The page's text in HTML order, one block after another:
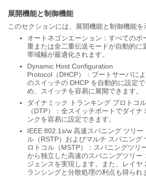
展開機能と制御機能
このセクションには、展開機能と制御機能を
オートネゴシエーション：すべてのポ
重または全二重伝送モードが自動的に
帯域幅が最適化されます。
Dynamic Host Configuration
Protocol（DHCP）：ブートサーバに
のスイッチの DHCP を自動的に設定で
め、スイッチを容易に展開できます。
ダイナミック トランキング プロトコル
（DTP）：全スイッチポートでダイナ
ンクを容易に設定できます。
IEEE 802.1s/w 高速スパニング ツリー
ル（RSTP）およびマルチ スパニング
ロトコル（MSTP）：スパニングツリ
から独立した高速のスパニングツリー
ジェンスを実現します。また、レイヤ
ランシングと分散処理の利点も得られ